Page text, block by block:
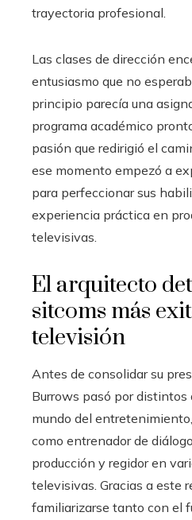
trayectoria profesional.
Las clases de dirección
entusiasmo que no
principio parecía una
programa académico
pasión que redirigió el
ese momento empezó a
para perfeccionar sus
experiencia práctica en
televisivas.
El arquitecto
sitcoms más
televisión
Antes de consolidar su
Burrows pasó por distintos
mundo del
como entrenador de
producción y regidor en
televisivas. Gracias a este
familiarizarse tanto con el